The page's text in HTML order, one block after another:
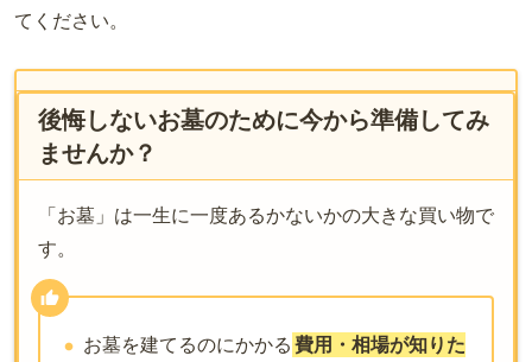
てください。
後悔しないお墓のために今から準備してみ
ませんか？
「お墓」は一生に一度あるかないかの大きな買い物で
す。
お墓を建てるのにかかる 費用・相場が知りた